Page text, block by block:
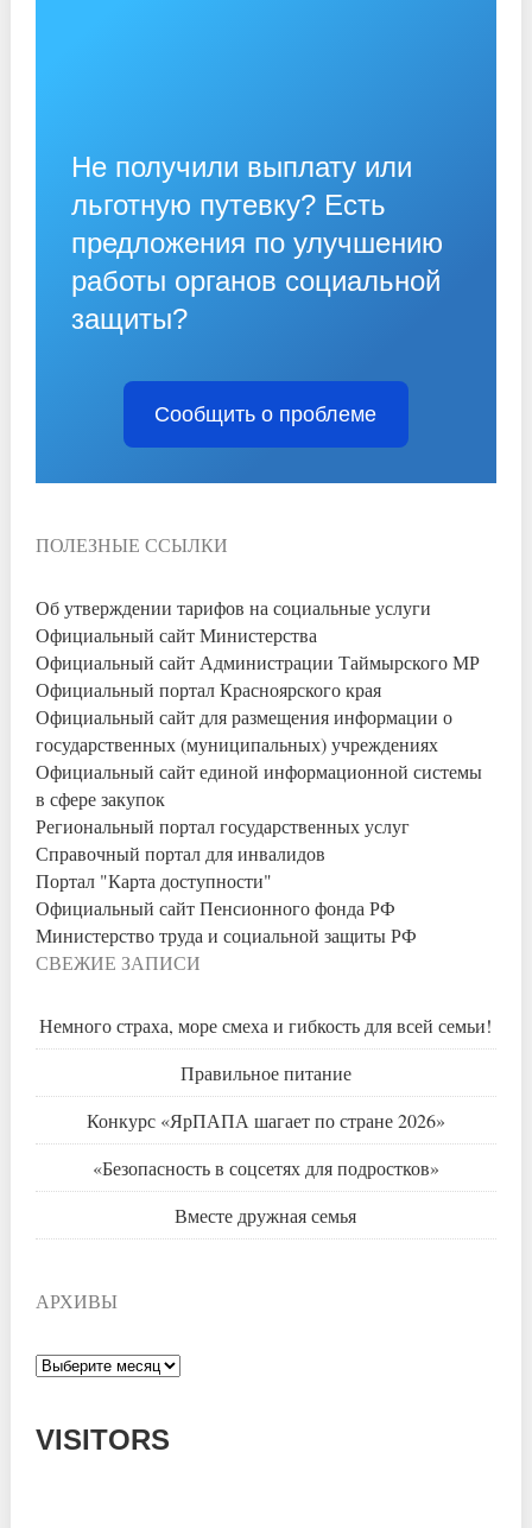
Не получили выплату или
льготную путевку? Есть
предложения по улучшению
работы органов социальной
защиты?
Сообщить о проблеме
ПОЛЕЗНЫЕ ССЫЛКИ
Об утверждении тарифов на социальные услуги
Официальный сайт Министерства
Официальный сайт Администрации Таймырского МР
Официальный портал Красноярского края
Официальный сайт для размещения информации о
государственных (муниципальных) учреждениях
Официальный сайт единой информационной системы
в сфере закупок
Региональный портал государственных услуг
Справочный портал для инвалидов
Портал "Карта доступности"
Официальный сайт Пенсионного фонда РФ
Министерство труда и социальной защиты РФ
СВЕЖИЕ ЗАПИСИ
Немного страха, море смеха и гибкость для всей семьи!
Правильное питание
Конкурс «ЯрПАПА шагает по стране 2026»
«Безопасность в соцсетях для подростков»
Вместе дружная семья
АРХИВЫ
Архивы
VISITORS